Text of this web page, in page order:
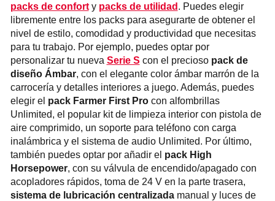
packs de conforty packs de utilidad . Puedes elegir
libremente entre los packs para asegurarte de obtener el
nivel de estilo, comodidad y productividad que necesitas
para tu trabajo. Por ejemplo, puedes optar por
personalizar tu nueva Serie S con el precioso pack de
diseño Ámbar, con el elegante color ámbar marrón de la
carrocería y detalles interiores a juego. Además, puedes
elegir el pack Farmer First Procon alfombrillas
Unlimited, el popular kit de limpieza interior con pistola de
aire comprimido, un soporte para teléfono con carga
inalámbrica y el sistema de audio Unlimited. Por último,
también puedes optar por añadir el pack High
Horsepower, con su válvula de encendido/apagado con
acopladores rápidos, toma de 24 V en la parte trasera,
sistema de lubricación centralizadamanual y luces de